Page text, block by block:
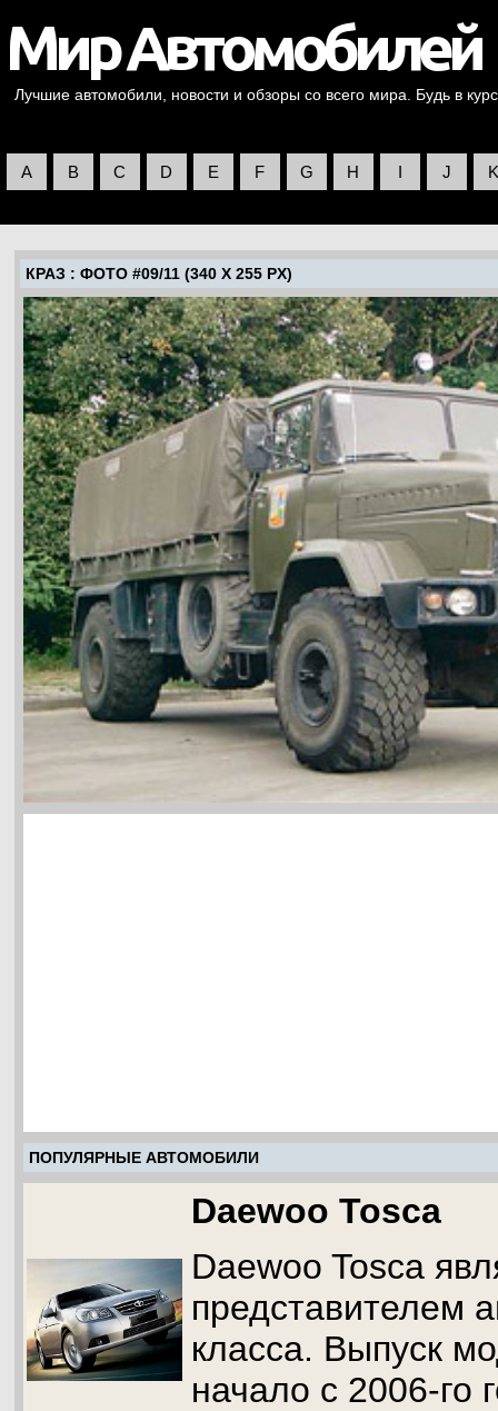
Лучшие автомобили, новости и обзоры со всего мира. Будь в
A B C D E F G H I J K
КРАЗ : ФОТО #09/11 (340 X 255 PX)
ПОПУЛЯРНЫЕ АВТОМОБИЛИ
Daewoo Tosca
Daewoo Tosca
представителем
класса. Выпуск
начало с 2006-го